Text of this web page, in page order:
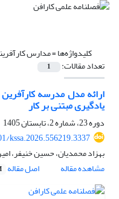
کلیدواژه‌ها =مدارس
تعداد مقالات: 1
ارائه مدل مدرسه
یادگیری مبتنی بر کار
دوره 23، شماره 2، تابستان 1405
kssa.2026.556219.3337
بهزاد محمدیان، حسین خنیفر،
مشاهده مقاله
اصل مقاله